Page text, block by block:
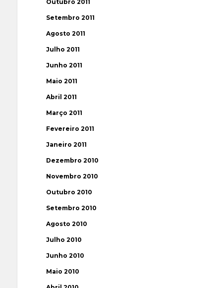
Outubro 2011
Setembro 2011
Agosto 2011
Julho 2011
Junho 2011
Maio 2011
Abril 2011
Março 2011
Fevereiro 2011
Janeiro 2011
Dezembro 2010
Novembro 2010
Outubro 2010
Setembro 2010
Agosto 2010
Julho 2010
Junho 2010
Maio 2010